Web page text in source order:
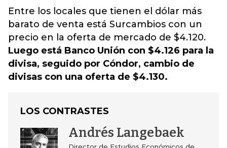
Entre los locales que tienen el dólar más
barato de venta está Surcambios con un
precio en la oferta de mercado de $4.120.
Luego está Banco Unión con $4.126 para la
divisa, seguido por Cóndor, cambio de
divisas con una oferta de $4.130.
LOS CONTRASTES
Andrés Langebaek